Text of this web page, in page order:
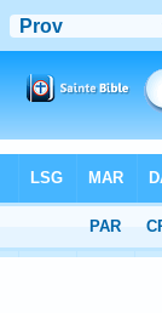
> Proverbes 25